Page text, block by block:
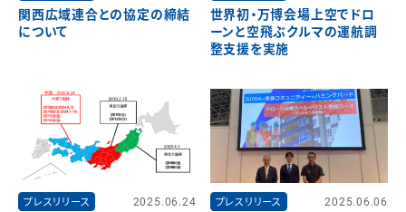
関西広域連合との協定の締結
について
世界初・万博会場上空でドロ
ーンと空飛ぶクルマの運航調
整支援を実施
プレスリリース 2025.06.24 プレスリリース 2025.06.06